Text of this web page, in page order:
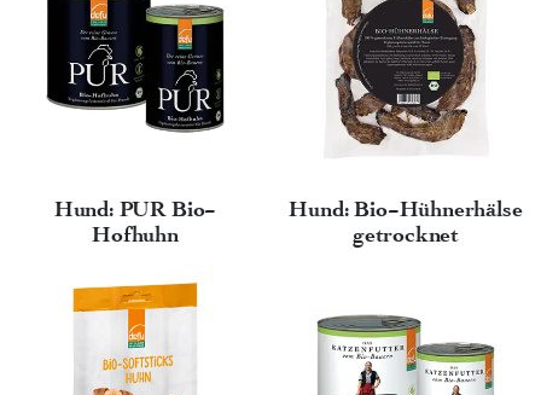
Hund: PUR Bio-
Hofhuhn
Hund: Bio-Hühnerhälse
getrocknet